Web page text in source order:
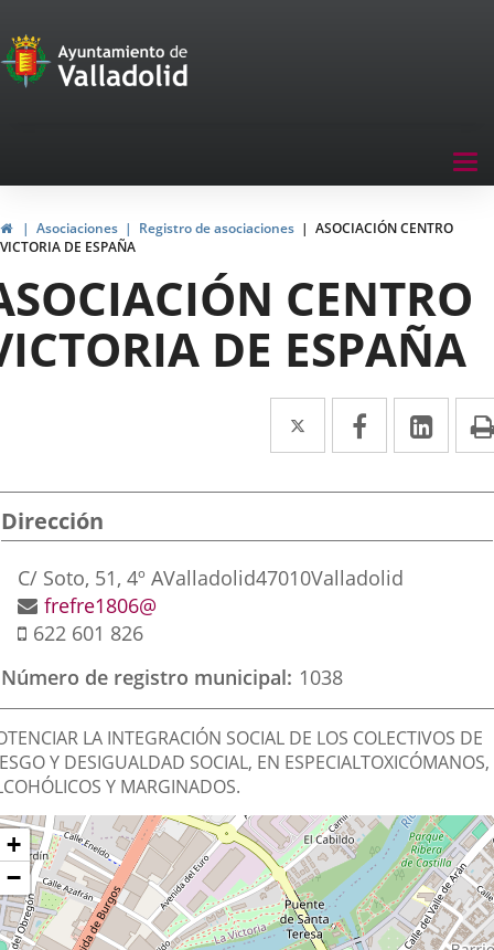
Portal
de
navegación
InicioAsociaciones Registro de asociaciones
ASOCIACIÓN CENTRO
VICTORIA DE ESPAÑA
CENTRO
DE ESPAÑA
Twitter
Enlace
a
una
externa.
Facebook
Enlace
a
una
externa.
a
una
Dirección
Dirección
postal
C/ Soto, 51, 4º AValladolid47010Valladolid
Dirección
de
electrónico
frefre1806@
Móvil
622 601 826
Número de registro municipal 1038
LA INTEGRACIÓN SOCIAL DE LOS COLECTIVOS DE
Y DESIGUALDAD SOCIAL, EN ESPECIALTOXICÓMANOS,
Y MARGINADOS.
+
−